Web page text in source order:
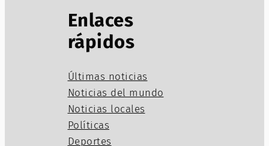
Enlaces
rápidos
Últimas noticias
Noticias del mundo
Noticias locales
Políticas
Deportes